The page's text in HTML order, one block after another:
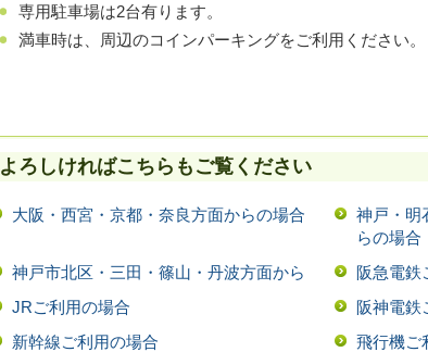
専用駐車場は2台有ります。
満車時は、周辺のコインパーキングをご利用ください。
よろしければこちらもご覧ください
大阪・西宮・京都・奈良方面からの場合
神戸・明
らの場合
神戸市北区・三田・篠山・丹波方面から
阪急電鉄
JRご利用の場合
阪神電鉄
新幹線ご利用の場合
飛行機ご